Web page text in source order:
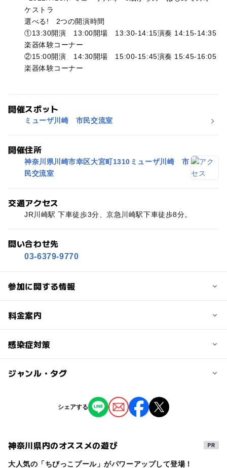
ケストラ
選べる! 2つの開演時間
①13:30開演 13:00開場 13:30-14:15演奏 14:15-14:35
楽器体験コーナー
②15:00開演 14:30開場 15:00-15:45演奏 15:45-16:05
楽器体験コーナー
開催スポット
ミューザ川崎 市民交流室
開催住所
神奈川県川崎市幸区大宮町1310ミューザ川崎 市
民交流室
交通アクセス
JR川崎駅 下車徒歩3分、京急川崎駅下車徒歩8分。
問い合わせ先
03-6379-9770
参加に関する情報
定員
3歳･4歳･5歳･6歳(幼児)
応募方法
料金案内
子供の料金
0歳から未就学児 1,000円 小学生以上〜一般 2,000円
大人の料金詳細
感染症対策
＊コロナ対策について
体温の高い方は入場できません。
人数制限があります。
消毒液(非接触型)の設置があります
出演者と客席の間を少し広めに設定します
ジャンル・タグ
0さいからのコンサート 0才からのクラシック
シェアする
神奈川県内のオススメの遊び
大人気の「ちびっこプール」がパワーアップして登場！